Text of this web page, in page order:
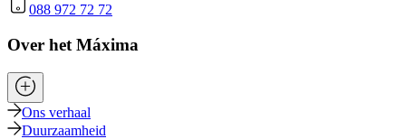
088 972 72 72
Over het Máxima
Ons verhaal
Duurzaamheid